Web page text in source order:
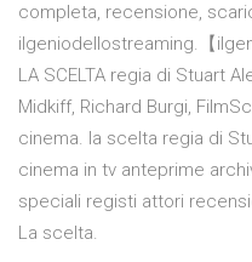
completa, recensione,
ilgeniodellostreaming.【
LA SCELTA regia di Stuart
Midkiff, Richard Burgi,
cinema. la scelta regia di
cinema in tv anteprime
speciali registi attori
La scelta.